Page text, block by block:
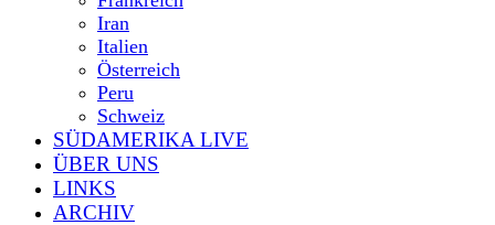
Iran
Italien
Österreich
Peru
Schweiz
SÜDAMERIKA LIVE
ÜBER UNS
LINKS
ARCHIV